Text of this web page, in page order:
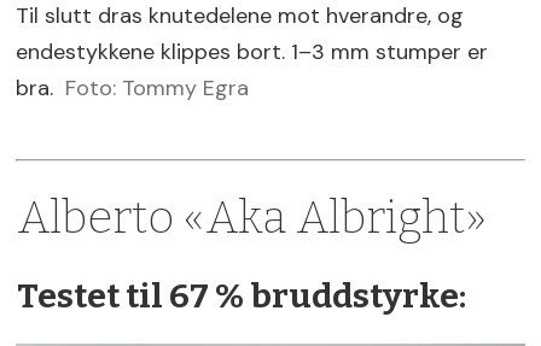
Til slutt dras knutedelene mot hverandre, og
endestykkene klippes bort. 1–3 mm stumper er
bra. Foto: Tommy Egra
Alberto «Aka Albright»
Testet til 67 % bruddstyrke: